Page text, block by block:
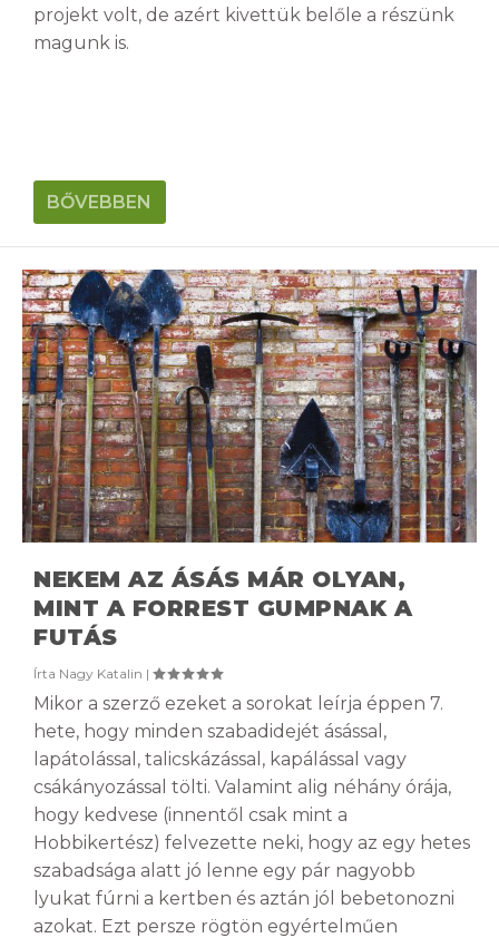
projekt volt, de azért kivettük belőle a részünk
magunk is.
BŐVEBBEN
NEKEM AZ ÁSÁS MÁR OLYAN,
MINT A FORREST GUMPNAK A
FUTÁS
Írta Nagy Katalin |
Mikor a szerző ezeket a sorokat leírja éppen 7.
hete, hogy minden szabadidejét ásással,
lapátolással, talicskázással, kapálással vagy
csákányozással tölti. Valamint alig néhány órája,
hogy kedvese (innentől csak mint a
Hobbikertész) felvezette neki, hogy az egy hetes
szabadsága alatt jó lenne egy pár nagyobb
lyukat fúrni a kertben és aztán jól bebetonozni
azokat. Ezt persze rögtön egyértelműen